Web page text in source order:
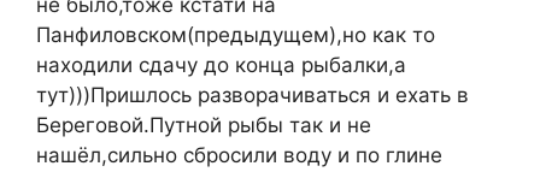
не было,тоже кстати на
Панфиловском(предыдущем),но как то
находили сдачу до конца рыбалки,а
тут)))Пришлось разворачиваться и ехать в
Береговой.Путной рыбы так и не
нашёл,сильно сбросили воду и по глине